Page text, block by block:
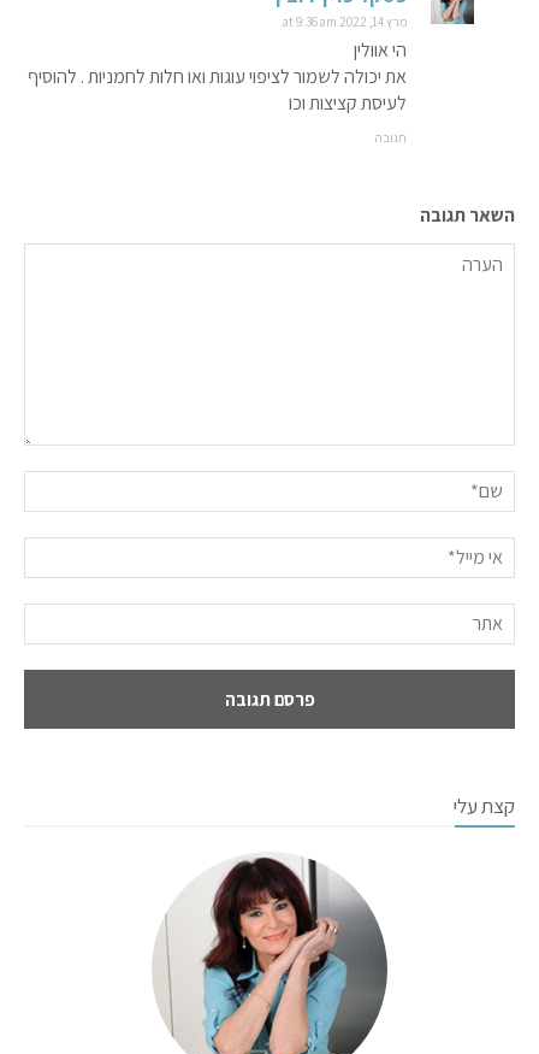
מרץ 14, 2022 at 9:36 am
הי אוולין
את יכולה לשמור לציפוי עוגות ואו חלות לחמניות . להוסיף
לעיסת קציצות וכו
תגובה
השאר תגובה
קצת עלי